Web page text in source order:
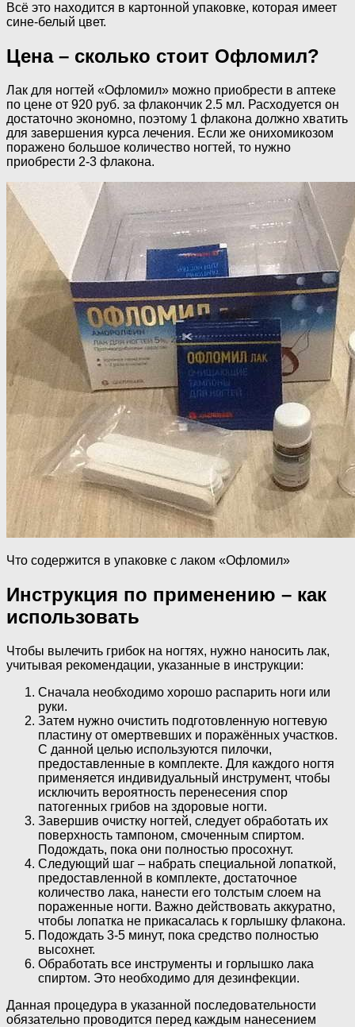
Всё это находится в картонной упаковке, которая имеет
сине-белый цвет.
Цена – сколько стоит Офломил?
Лак для ногтей «Офломил» можно приобрести в аптеке
по цене от 920 руб. за флакончик 2.5 мл. Расходуется он
достаточно экономно, поэтому 1 флакона должно хватить
для завершения курса лечения. Если же онихомикозом
поражено большое количество ногтей, то нужно
приобрести 2-3 флакона.
Что содержится в упаковке с лаком «Офломил»
Инструкция по применению – как
использовать
Чтобы вылечить грибок на ногтях, нужно наносить лак,
учитывая рекомендации, указанные в инструкции:
Сначала необходимо хорошо распарить ноги или
руки.
Затем нужно очистить подготовленную ногтевую
пластину от омертвевших и поражённых участков.
С данной целью используются пилочки,
предоставленные в комплекте. Для каждого ногтя
применяется индивидуальный инструмент, чтобы
исключить вероятность перенесения спор
патогенных грибов на здоровые ногти.
Завершив очистку ногтей, следует обработать их
поверхность тампоном, смоченным спиртом.
Подождать, пока они полностью просохнут.
Следующий шаг – набрать специальной лопаткой,
предоставленной в комплекте, достаточное
количество лака, нанести его толстым слоем на
пораженные ногти. Важно действовать аккуратно,
чтобы лопатка не прикасалась к горлышку флакона.
Подождать 3-5 минут, пока средство полностью
высохнет.
Обработать все инструменты и горлышко лака
спиртом. Это необходимо для дезинфекции.
Данная процедура в указанной последовательности
обязательно проводится перед каждым нанесением